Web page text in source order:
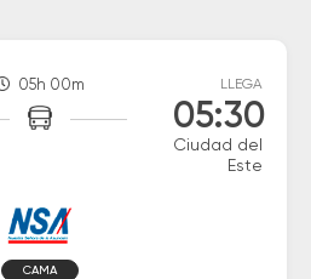
05h 00m LLEGA
05:30
Ciudad del
Este
CAMA